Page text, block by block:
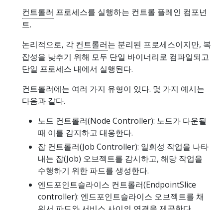
컨트롤러 프로세스를 실행하는 컨트롤 플레인 컴포넌
트.
논리적으로, 각 컨트롤러는 분리된 프로세스이지만, 복
잡성을 낮추기 위해 모두 단일 바이너리로 컴파일되고
단일 프로세스 내에서 실행된다.
컨트롤러에는 여러 가지 유형이 있다. 몇 가지 예시는
다음과 같다.
노드 컨트롤러(Node Controller): 노드가 다운될
때 이를 감지하고 대응한다.
잡 컨트롤러(Job Controller): 일회성 작업을 나타
내는 잡(Job) 오브젝트를 감시하고, 해당 작업을
수행하기 위한 파드를 생성한다.
엔드포인트슬라이스 컨트롤러(EndpointSlice
controller): 엔드포인트슬라이스 오브젝트를 채